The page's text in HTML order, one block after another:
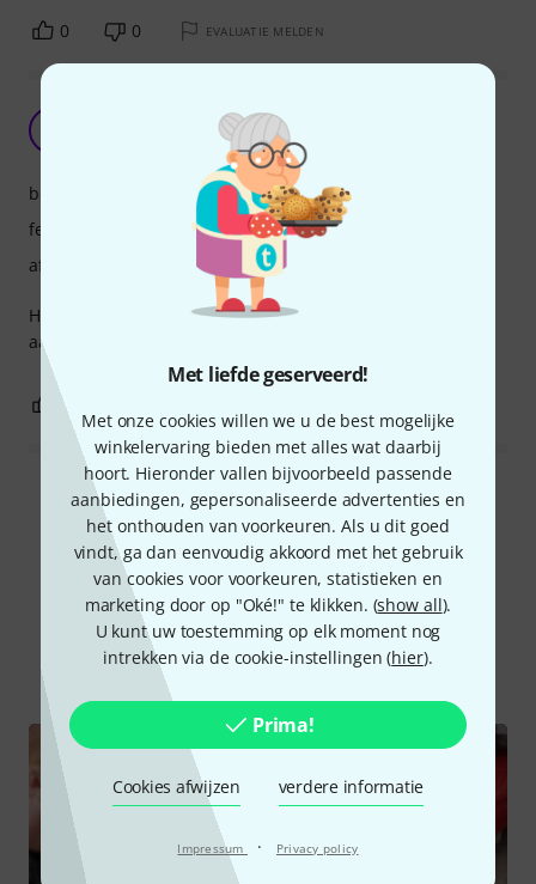
Met liefde geserveerd!
Met onze cookies willen we u de best mogelijke
winkelervaring bieden met alles wat daarbij
hoort. Hieronder vallen bijvoorbeeld passende
aanbiedingen, gepersonaliseerde advertenties en
het onthouden van voorkeuren. Als u dit goed
vindt, ga dan eenvoudig akkoord met het gebruik
van cookies voor voorkeuren, statistieken en
marketing door op "Oké!" te klikken. (show all).
U kunt uw toestemming op elk moment nog
intrekken via de cookie-instellingen (hier).
Prima!
Cookies afwijzen verdere informatie
Impressum · Privacy policy
0 0 EVALUATIE MELDEN
Kevinmtrcht 08.06.2026
Hij kost wat meer maar dat is ie zeker waard, voelt stevig
aan en reageerd op een natuurlijke manier!
bediening
features
afwerking
0
Alle waarderingen lezen
Wist u?
Alle Video's Online Raadgever